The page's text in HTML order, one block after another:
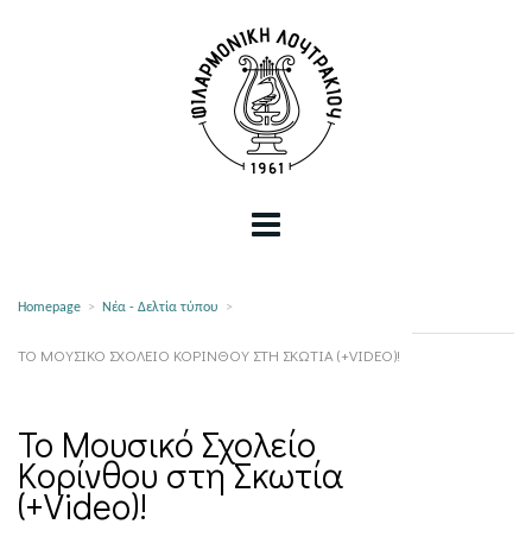
Homepage > Νέα - Δελτία τύπου >
ΤΟ ΜΟΥΣΙΚΌ ΣΧΟΛΕΊΟ ΚΟΡΊΝΘΟΥ ΣΤΗ ΣΚΩΤΊΑ (+VIDEO)!
Το Μουσικό Σχολείο
Κορίνθου στη Σκωτία
(+Video)!